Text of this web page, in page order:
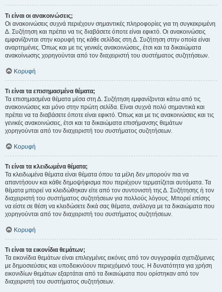
Τι είναι οι ανακοινώσεις;
Οι ανακοινώσεις συχνά περιέχουν σημαντικές πληροφορίες για τη συγκεκριμένη
Δ. Συζήτηση και πρέπει να τις διαβάσετε όποτε είναι εφικτό. Οι ανακοινώσεις
εμφανίζονται στην κορυφή της κάθε σελίδας στη Δ. Συζήτηση στην οποία είναι
αναρτημένες. Όπως και με τις γενικές ανακοινώσεις, έτσι και τα δικαιώματα
ανακοίνωσης χορηγούνται από τον διαχειριστή του συστήματος συζητήσεων.
Κορυφή
Τι είναι τα επισημασμένα θέματα;
Τα επισημασμένα θέματα μέσα στη Δ. Συζήτηση εμφανίζονται κάτω από τις
ανακοινώσεις και μόνο στην πρώτη σελίδα. Είναι συχνά πολύ σημαντικά και
πρέπει να τα διαβάσετε όποτε είναι εφικτό. Όπως και με τις ανακοινώσεις και τις
γενικές ανακοινώσεις, έτσι και τα δικαιώματα επισήμανσης θεμάτων
χορηγούνται από τον διαχειριστή του συστήματος συζητήσεων.
Κορυφή
Τι είναι τα κλειδωμένα θέματα;
Τα κλειδωμένα θέματα είναι θέματα όπου τα μέλη δεν μπορούν πια να
απαντήσουν και κάθε δημοψήφισμα που περιέχουν τερματίζεται αυτόματα. Τα
θέματα μπορεί να κλειδώθηκαν είτε από τον συντονιστή της Δ. Συζήτησης ή τον
διαχειριστή του συστήματος συζητήσεων για πολλούς λόγους. Μπορεί επίσης
να είστε σε θέση να κλειδώσετε δικά σας θέματα, ανάλογα με τα δικαιώματα που
χορηγούνται από τον διαχειριστή του συστήματος συζητήσεων.
Κορυφή
Τι είναι τα εικονίδια θεμάτων;
Τα εικονίδια θεμάτων είναι επιλεγμένες εικόνες από τον συγγραφέα σχετιζόμενες
με δημοσιεύσεις και υποδεικνύουν περιεχόμενό τους. Η δυνατότητα για χρήση
εικονιδίων θεμάτων εξαρτάται από τα δικαιώματα που ορίστηκαν από τον
διαχειριστή του συστήματος συζητήσεων.